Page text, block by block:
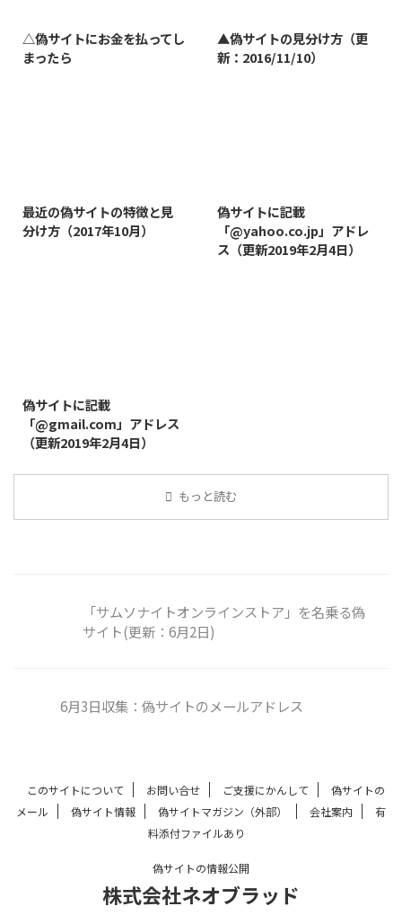
△偽サイトにお金を払ってし
まったら
▲偽サイトの見分け方（更
新：2016/11/10）
最近の偽サイトの特徴と見
分け方（2017年10月）
偽サイトに記載
「@yahoo.co.jp」アドレ
ス（更新2019年2月4日）
偽サイトに記載
「@gmail.com」アドレス
（更新2019年2月4日）
もっと読む
「サムソナイトオンラインストア」を名乗る偽
サイト(更新：6月2日)
6月3日収集：偽サイトのメールアドレス
このサイトについて お問い合せ ご支援にかんして
偽サイトの
メール
偽サイト情報 偽サイトマガジン（外部） 会社案内
有
料添付ファイルあり
偽サイトの情報公開
株式会社ネオブラッド